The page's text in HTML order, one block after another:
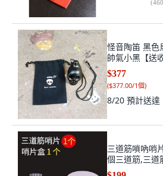
(460
怪音陶笛 黑色
帥氣小黑【送
$377
($377.00/1個)
8/20 預計送達
三道筋嗩吶哨
個三道筋,三道